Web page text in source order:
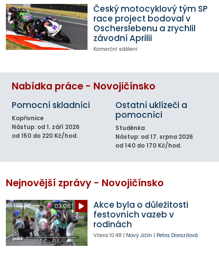
Český motocyklový tým SP
race project bodoval v
Oscherslebenu a zrychlil
závodní Aprilii
Komerční sdělení
Nabídka práce - Novojičínsko
Pomocní skladníci
Kopřivnice
Nástup: od 1. září 2026
od 150 do 220 Kč/hod.
Ostatní uklízeči a
pomocníci
Studénka
Nástup: od 17. srpna 2026
od 140 do 170 Kč/hod.
Nejnovější zprávy - Novojičínsko
03:06
Akce byla o důležitosti
festovních vazeb v
rodinách
Včera 10:48 | Nový Jičín | Petra Dorazilová